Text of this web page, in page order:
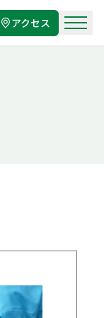
アクセス